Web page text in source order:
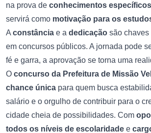
na prova de conhecimentos específicos
servirá como motivação para os
A constância e a dedicação são chaves
em concursos públicos. A jornada pode
fé e garra, a aprovação se torna uma
O concurso da Prefeitura de Missão
chance única para quem busca
salário e o orgulho de contribuir para o
cidade cheia de possibilidades. Com
todos os níveis de escolaridade e